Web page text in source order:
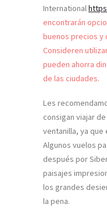
International
encontrarán
buenos precios y
Consideren
pueden ahorra
de las ciudades.
Les
consigan viajar
ventanilla, ya que
Algunos vuelos
después por
paisajes
los grandes
la pena.